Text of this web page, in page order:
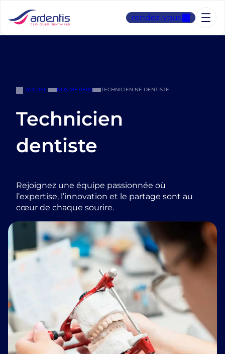
contenu
rendez-vous
ACCUEIL NOS MÉTIERS TECHNICIEN·NE DENTISTE
Technicien
dentiste
Rejoignez une équipe passionnée où
l’expertise, l’innovation et le partage sont au
cœur de chaque sourire.